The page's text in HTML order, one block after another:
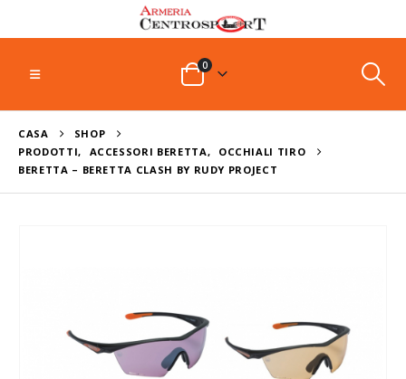
0
CASA
SHOP
PRODOTTI, ACCESSORI BERETTA,
OCCHIALI TIRO
BERETTA – BERETTA CLASH BY RUDY PROJECT